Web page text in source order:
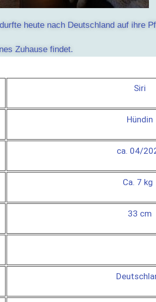
heute nach Deutschland auf ihre
Zuhause findet.
Siri
Hündin
ca. 04/
Ca. 7 kg
33 cm